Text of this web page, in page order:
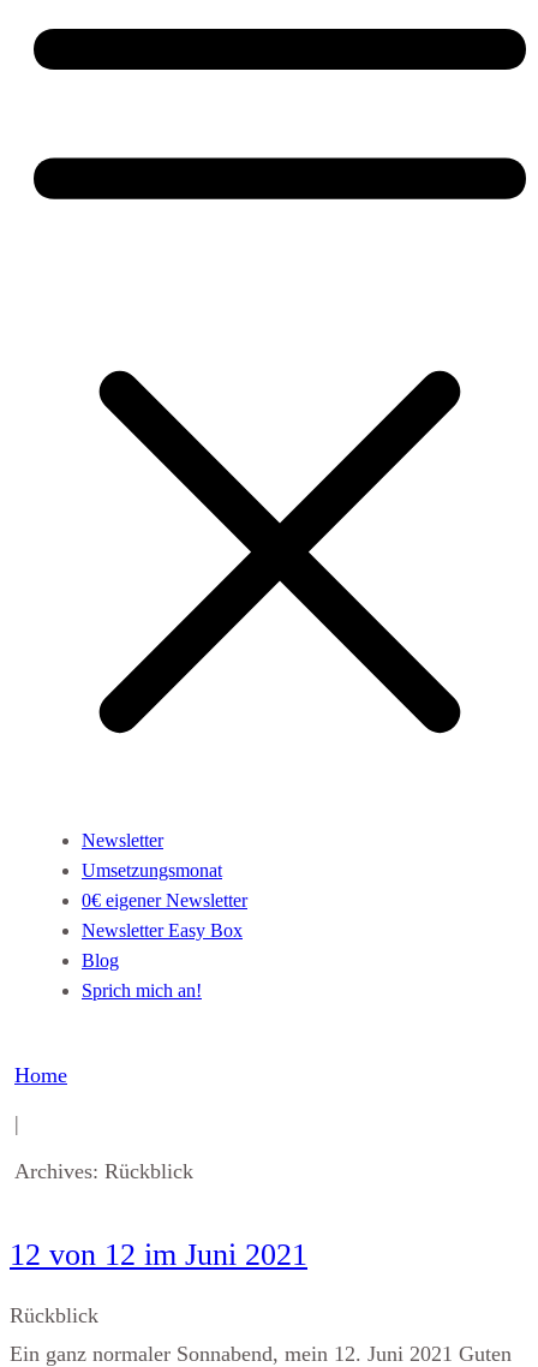
Newsletter
Umsetzungsmonat
0€ eigener Newsletter
Newsletter Easy Box
Blog
Sprich mich an!
Home
|
Archives: Rückblick
12 von 12 im Juni 2021
Rückblick
Ein ganz normaler Sonnabend, mein 12. Juni 2021 Guten